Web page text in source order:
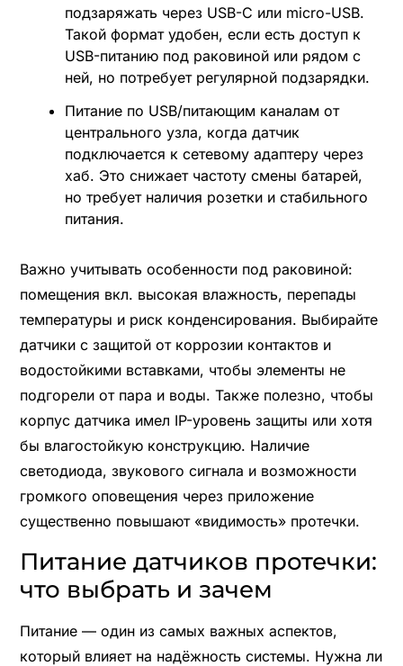
подзаряжать через USB-C или micro-USB.
Такой формат удобен, если есть доступ к
USB-питанию под раковиной или рядом с
ней, но потребует регулярной подзарядки.
Питание по USB/питающим каналам от
центрального узла, когда датчик
подключается к сетевому адаптеру через
хаб. Это снижает частоту смены батарей,
но требует наличия розетки и стабильного
питания.
Важно учитывать особенности под раковиной:
помещения вкл. высокая влажность, перепады
температуры и риск конденсирования. Выбирайте
датчики с защитой от коррозии контактов и
водостойкими вставками, чтобы элементы не
подгорели от пара и воды. Также полезно, чтобы
корпус датчика имел IP-уровень защиты или хотя
бы влагостойкую конструкцию. Наличие
светодиода, звукового сигнала и возможности
громкого оповещения через приложение
существенно повышают «видимость» протечки.
Питание датчиков протечки:
что выбрать и зачем
Питание — один из самых важных аспектов,
который влияет на надёжность системы. Нужна ли